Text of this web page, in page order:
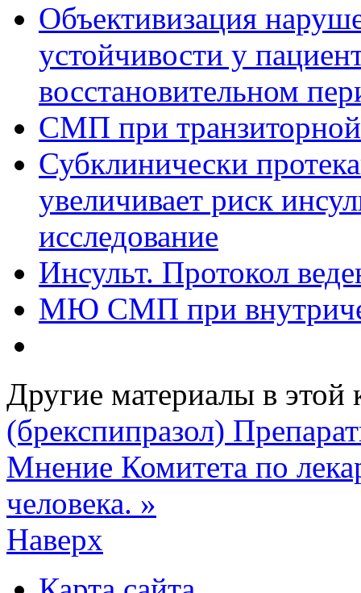
Объективизация
устойчивости у
восстановительном
СМП при
Субклинически
увеличивает риск
исследование
Инсульт. Протокол
МЮ СМП при
Другие материалы в этой
(брекспипразол)
Мнение Комитета по
человека. »
Наверх